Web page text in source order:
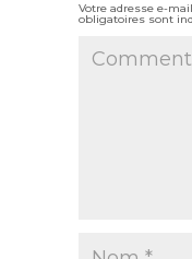
Votre adresse e-
obligatoires sont